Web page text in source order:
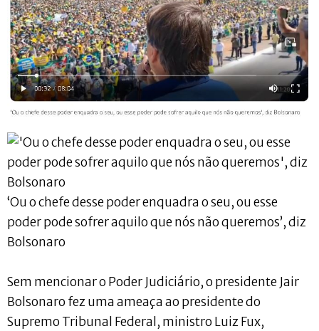
‘Ou o chefe desse poder enquadra o seu, ou esse
poder pode sofrer aquilo que nós não queremos’, diz
Bolsonaro
Sem mencionar o Poder Judiciário, o presidente Jair
Bolsonaro fez uma ameaça ao presidente do
Supremo Tribunal Federal, ministro Luiz Fux,